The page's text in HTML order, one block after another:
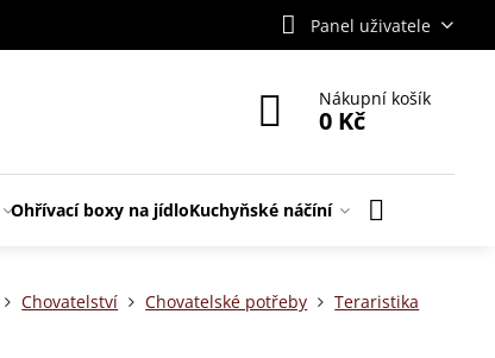
Panel uživatele
Nákupní košík
0 Kč
Ohřívací boxy na jídloKuchyňské náčíní
Chovatelství Chovatelské potřeby
Teraristika